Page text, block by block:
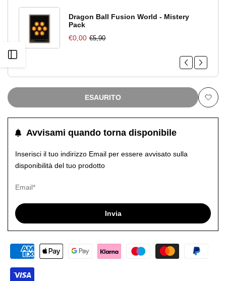
barra
Dragon Ball Fusion World - Mistery
Pack
€0,00 €5,90
ESAURITO
Avvisami quando torna disponibile
Inserisci il tuo indirizzo Email per essere avvisato sulla
disponibilità del tuo prodotto
Invia